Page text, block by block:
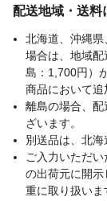
配送地域・送料
北海道、沖縄
場合は、地域
島：1,700円）
商品において追
離島の場合、
ざいます。
別送品は、北海
ご入力いただ
の出荷元に開
重に取り扱いま